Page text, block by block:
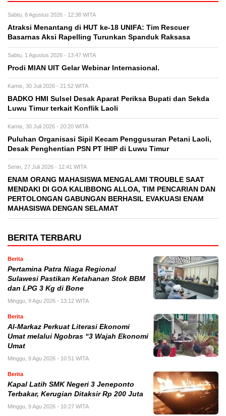
Sabtu, 8 Agustus 2026 - 12:38 WITA
Atraksi Menantang di HUT ke-18 UNIFA: Tim Rescuer
Basarnas Aksi Rapelling Turunkan Spanduk Raksasa
Sabtu, 1 Agustus 2026 - 13:47 WITA
Prodi MIAN UIT Gelar Webinar Internasional.
Kamis, 30 Juli 2026 - 21:52 WITA
BADKO HMI Sulsel Desak Aparat Periksa Bupati dan Sekda
Luwu Timur terkait Konflik Laoli
Kamis, 30 Juli 2026 - 20:20 WITA
Puluhan Organisasi Sipil Kecam Penggusuran Petani Laoli,
Desak Penghentian PSN PT IHIP di Luwu Timur
Senin, 27 Juli 2026 - 12:41 WITA
ENAM ORANG MAHASISWA MENGALAMI TROUBLE SAAT
MENDAKI DI GOA KALIBBONG ALLOA, TIM PENCARIAN DAN
PERTOLONGAN GABUNGAN BERHASIL EVAKUASI ENAM
MAHASISWA DENGAN SELAMAT
BERITA TERBARU
Berita
Pertamina Patra Niaga Regional
Sulawesi Pastikan Ketahanan Stok BBM
dan LPG 3 Kg di Bone
Minggu, 9 Agu 2026 - 13:12 WITA
Berita
Al-Markaz Perkuat Literasi Ekonomi
Umat melalui Ngobras “3 Wajah Ekonomi
Umat
Minggu, 9 Agu 2026 - 10:51 WITA
Berita
Kapal Latih SMK Negeri 3 Jeneponto
Terbakar, Kerugian Ditaksir Rp 200 Juta
Minggu, 9 Agu 2026 - 10:27 WITA